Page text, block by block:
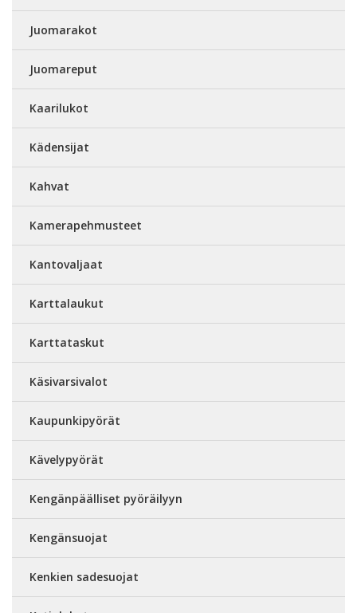
Juomarakot
Juomareput
Kaarilukot
Kädensijat
Kahvat
Kamerapehmusteet
Kantovaljaat
Karttalaukut
Karttataskut
Käsivarsivalot
Kaupunkipyörät
Kävelypyörät
Kengänpäälliset pyöräilyyn
Kengänsuojat
Kenkien sadesuojat